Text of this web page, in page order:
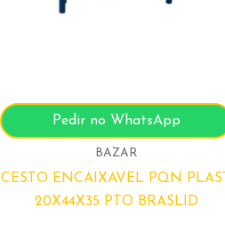
Pedir no WhatsApp
BAZAR
CESTO ENCAIXAVEL PQN PLAST
20X44X35 PTO BRASLID